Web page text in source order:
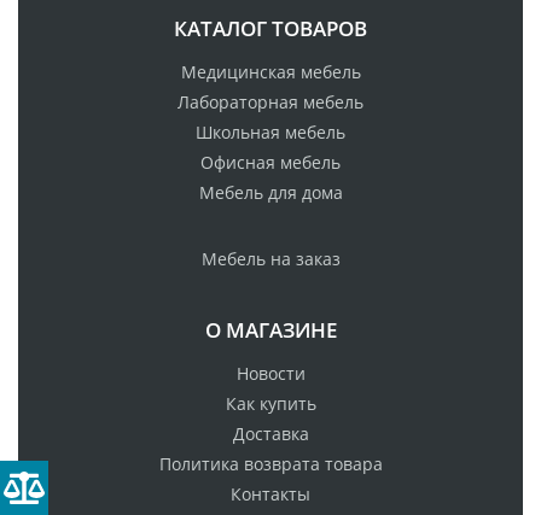
КАТАЛОГ ТОВАРОВ
Медицинская мебель
Лабораторная мебель
Школьная мебель
Офисная мебель
Мебель для дома
Мебель на заказ
О МАГАЗИНЕ
Новости
Как купить
Доставка
Политика возврата товара
Контакты